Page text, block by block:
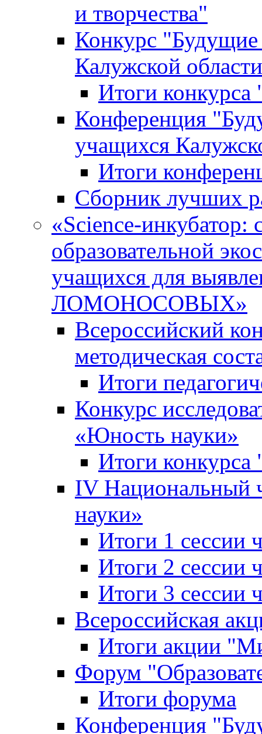
и творчества"
Конкурс
Калужской области
Итоги
Конференция
учащихся
Итоги
Сборник лучших
«Science-инкубатор:
образовательной
учащихся для
ЛОМОНОСОВЫХ»
Всероссийский
методическая
Итоги
Конкурс
«Юность науки»
Итоги
IV
науки»
Итоги 1 сессии
Итоги 2 сессии
Итоги 3 сессии
Всероссийская
Итоги акции
Форум
Итоги форума
Конференция